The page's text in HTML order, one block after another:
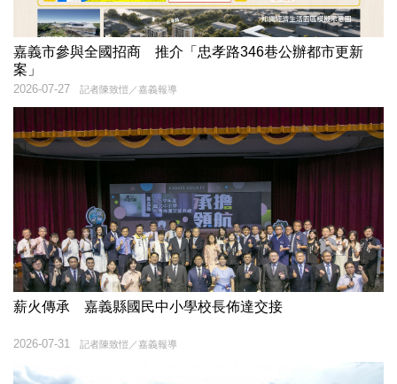
嘉義市參與全國招商 推介「忠孝路346巷公辦都市更新
案」
記者陳致愷／嘉義報導
2026-07-27
薪火傳承 嘉義縣國民中小學校長佈達交接
記者陳致愷／嘉義報導
2026-07-31